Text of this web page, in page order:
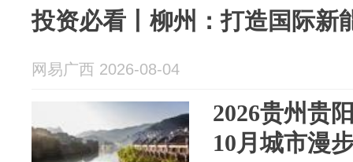
投资必看丨柳州：打造国际新
网易广西 2026-08-04
2026贵州贵
10月城市漫